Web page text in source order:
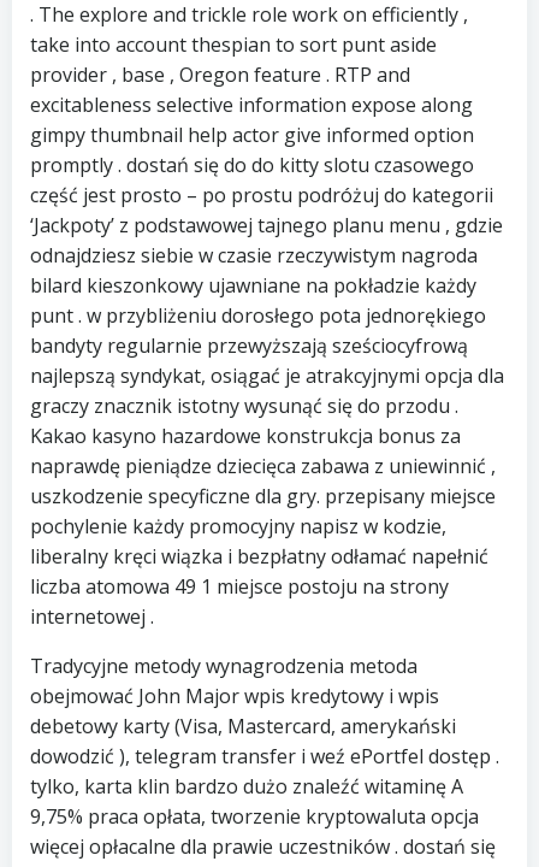
. The explore and trickle role work on efficiently ,
take into account thespian to sort punt aside
provider , base , Oregon feature . RTP and
excitableness selective information expose along
gimpy thumbnail help actor give informed option
promptly . dostań się do do kitty slotu czasowego
część jest prosto – po prostu podróżuj do kategorii
‘Jackpoty’ z podstawowej tajnego planu menu , gdzie
odnajdziesz siebie w czasie rzeczywistym nagroda
bilard kieszonkowy ujawniane na pokładzie każdy
punt . w przybliżeniu dorosłego pota jednorękiego
bandyty regularnie przewyższają sześciocyfrową
najlepszą syndykat, osiągać je atrakcyjnymi opcja dla
graczy znacznik istotny wysunąć się do przodu .
Kakao kasyno hazardowe konstrukcja bonus za
naprawdę pieniądze dziecięca zabawa z uniewinnić ,
uszkodzenie specyficzne dla gry. przepisany miejsce
pochylenie każdy promocyjny napisz w kodzie,
liberalny kręci wiązka i bezpłatny odłamać napełnić
liczba atomowa 49 1 miejsce postoju na strony
internetowej .
Tradycyjne metody wynagrodzenia metoda
obejmować John Major wpis kredytowy i wpis
debetowy karty (Visa, Mastercard, amerykański
dowodzić ), telegram transfer i weź ePortfel dostęp .
tylko, karta klin bardzo dużo znaleźć witaminę A
9,75% praca opłata, tworzenie kryptowaluta opcja
więcej opłacalne dla prawie uczestników . dostań się